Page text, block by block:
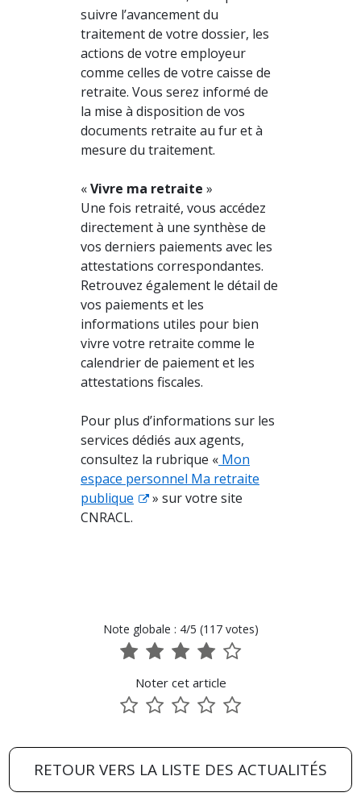
suivre l’avancement du
traitement de votre dossier, les
actions de votre employeur
comme celles de votre caisse de
retraite. Vous serez informé de
la mise à disposition de vos
documents retraite au fur et à
mesure du traitement.
«Vivre ma retraite »
Une fois retraité, vous accédez
directement à une synthèse de
vos derniers paiements avec les
attestations correspondantes.
Retrouvez également le détail de
vos paiements et les
informations utiles pour bien
vivre votre retraite comme le
calendrier de paiement et les
attestations fiscales.
Pour plus d’informations sur les
services dédiés aux agents,
consultez la rubrique « Mon
espace personnel Ma retraite
publique
» sur votre site
CNRACL.
Note globale : 4/5 (117 votes)
1
5
2
5
3
5
4
5
Noter cet article
1
5
2
5
3
5
4
5 5
RETOUR VERS LA LISTE DES ACTUALITÉS